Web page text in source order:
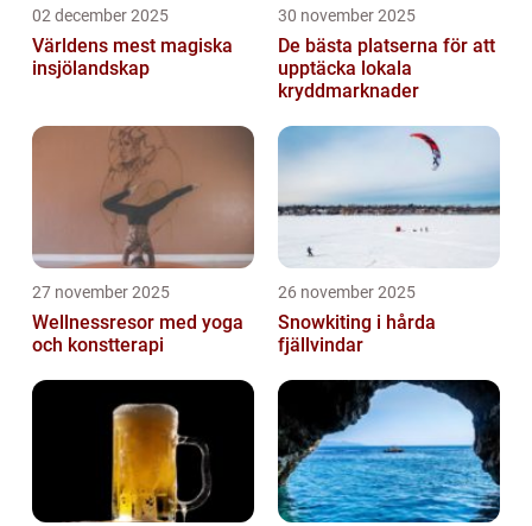
02 december 2025
Världens mest magiska
insjölandskap
30 november 2025
De bästa platserna för att
upptäcka lokala
kryddmarknader
27 november 2025
Wellnessresor med yoga
och konstterapi
26 november 2025
Snowkiting i hårda
fjällvindar